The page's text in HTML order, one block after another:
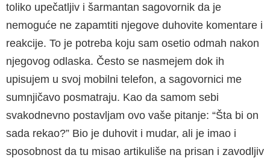
toliko upečatljiv i šarmantan sagovornik da je
nemoguće ne zapamtiti njegove duhovite komentare i
reakcije. To je potreba koju sam osetio odmah nakon
njegovog odlaska. Često se nasmejem dok ih
upisujem u svoj mobilni telefon, a sagovornici me
sumnjičavo posmatraju. Kao da samom sebi
svakodnevno postavljam ovo vaše pitanje: “Šta bi on
sada rekao?” Bio je duhovit i mudar, ali je imao i
sposobnost da tu misao artikuliše na prisan i zavodljiv